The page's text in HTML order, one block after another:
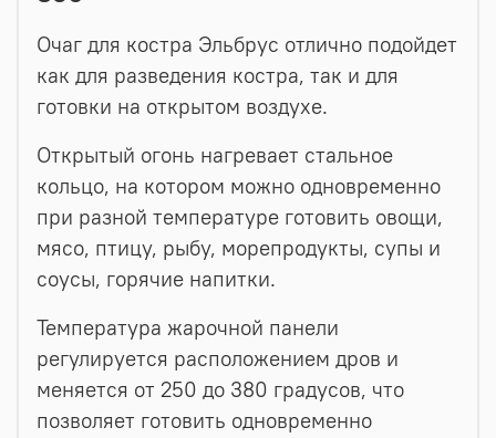
Очаг для костра Эльбрус отлично подойдет
как для разведения костра, так и для
готовки на открытом воздухе.
Открытый огонь нагревает стальное
кольцо, на котором можно одновременно
при разной температуре готовить овощи,
мясо, птицу, рыбу, морепродукты, супы и
соусы, горячие напитки.
Температура жарочной панели
регулируется расположением дров и
меняется от 250 до 380 градусов, что
позволяет готовить одновременно